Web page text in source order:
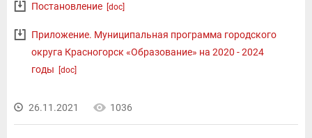
Постановление [doc]
Приложение. Муниципальная программа городского
округа Красногорск «Образование» на 2020 - 2024
годы
[doc]
26.11.2021 1036